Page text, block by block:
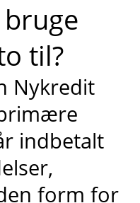
til?
Nykredit
indbetalt
form for